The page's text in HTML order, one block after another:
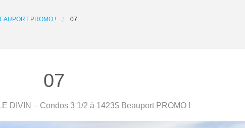
PROMO ! 07
07
DIVIN – Condos 3 1/2 à 1423$ Beauport PROMO !